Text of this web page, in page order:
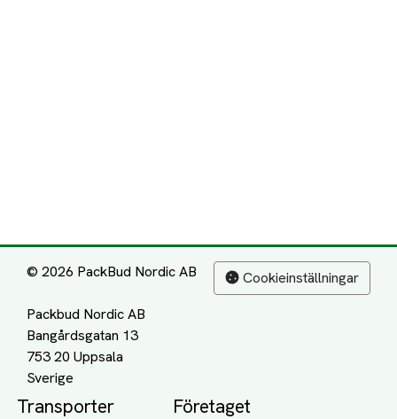
© 2026 PackBud Nordic AB
Packbud Nordic AB
Bangårdsgatan 13
753 20 Uppsala
Cookieinställningar
Transporter Företaget